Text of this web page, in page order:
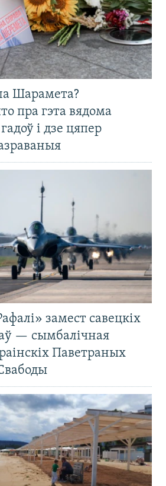
Шарамета?
пра гэта вядома
і дзе цяпер
замест савецкіх
— сымбалічная
Паветраных